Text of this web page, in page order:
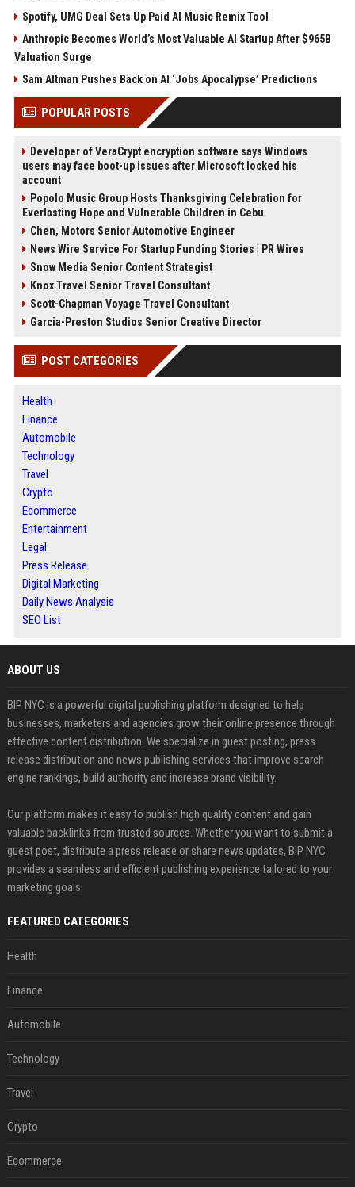
Spotify, UMG Deal Sets Up Paid AI Music Remix Tool
Anthropic Becomes World’s Most Valuable AI Startup After $965B
Valuation Surge
Sam Altman Pushes Back on AI ‘Jobs Apocalypse’ Predictions
POPULAR POSTS
Developer of VeraCrypt encryption software says Windows
users may face boot-up issues after Microsoft locked his
account
Popolo Music Group Hosts Thanksgiving Celebration for
Everlasting Hope and Vulnerable Children in Cebu
Chen, Motors Senior Automotive Engineer
News Wire Service For Startup Funding Stories | PR Wires
Snow Media Senior Content Strategist
Knox Travel Senior Travel Consultant
Scott-Chapman Voyage Travel Consultant
Garcia-Preston Studios Senior Creative Director
POST CATEGORIES
Health
Finance
Automobile
Technology
Travel
Crypto
Ecommerce
Entertainment
Legal
Press Release
Digital Marketing
Daily News Analysis
SEO List
ABOUT US
BIP NYC is a powerful digital publishing platform designed to help
businesses, marketers and agencies grow their online presence through
effective content distribution. We specialize in guest posting, press
release distribution and news publishing services that improve search
engine rankings, build authority and increase brand visibility.
Our platform makes it easy to publish high quality content and gain
valuable backlinks from trusted sources. Whether you want to submit a
guest post, distribute a press release or share news updates, BIP NYC
provides a seamless and efficient publishing experience tailored to your
marketing goals.
FEATURED CATEGORIES
Health
Finance
Automobile
Technology
Travel
Crypto
Ecommerce